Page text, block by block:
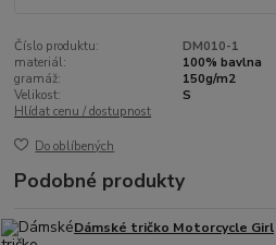
Číslo produktu:
DM010-1
materiál:
100% bavlna
gramáž:
150g/m2
Velikost:
S
Hlídat cenu / dostupnost
Do oblíbených
Podobné produkty
Dámské tričko Motorcycle Girl